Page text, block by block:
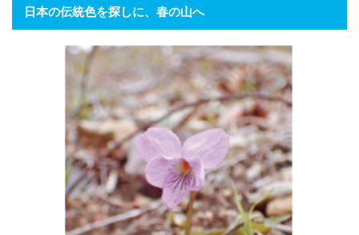
日本の伝統色を探しに、春の山へ